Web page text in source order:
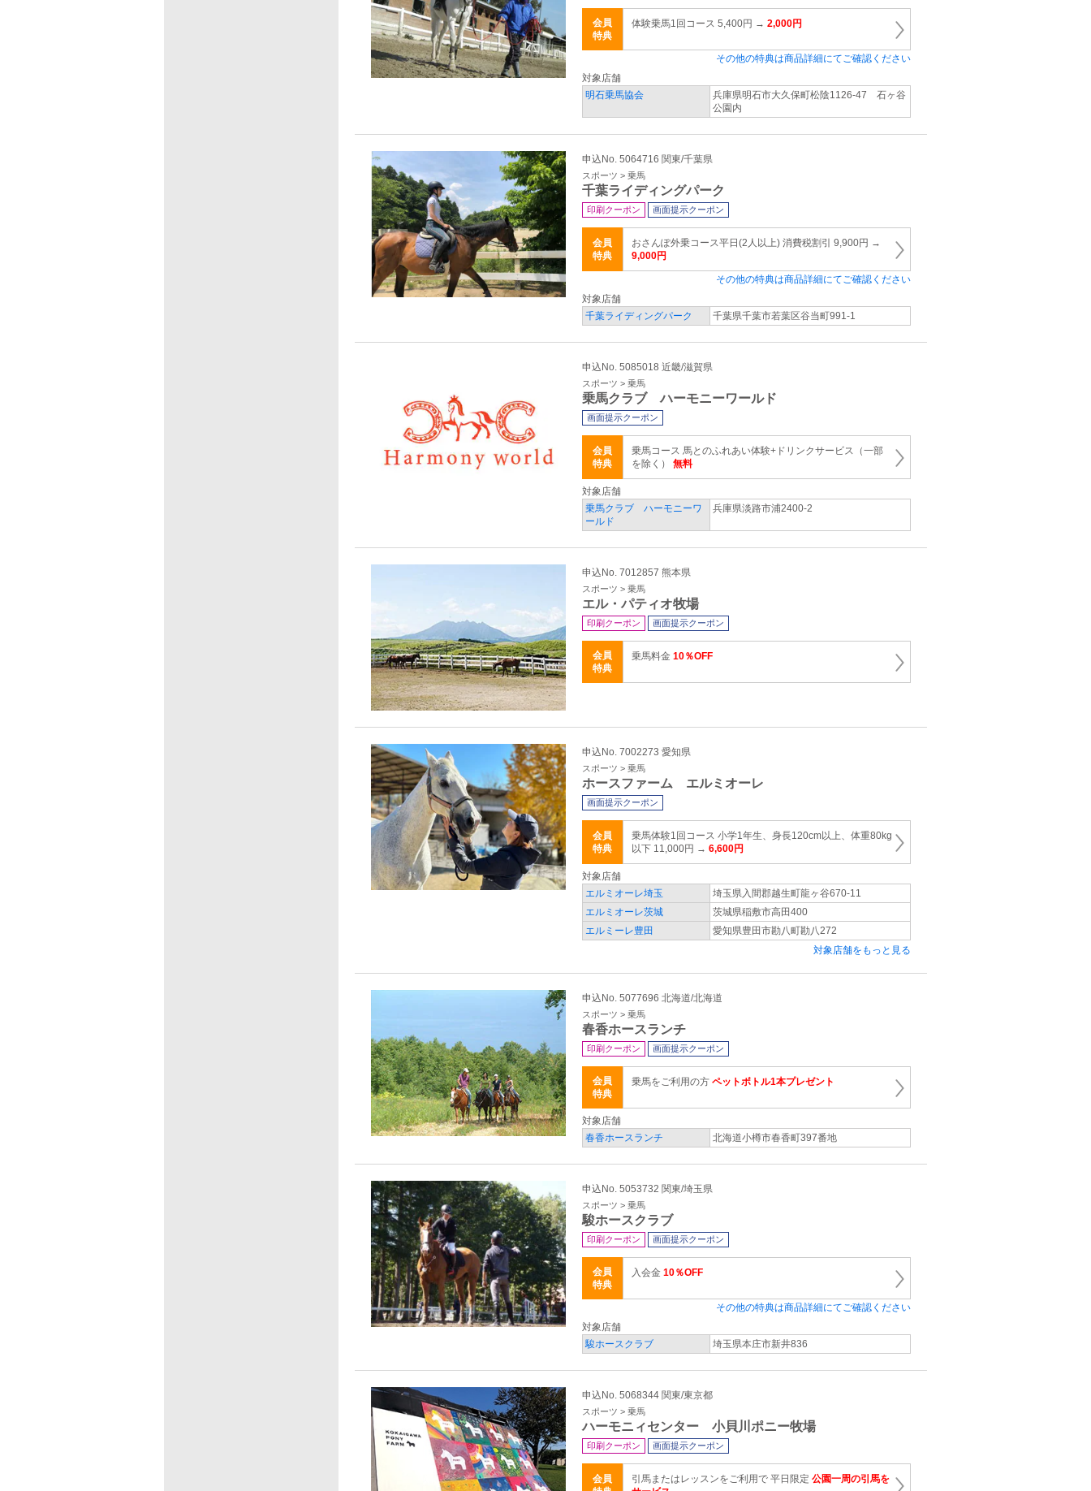
会員
特典
体験乗馬1回コース 5,400円 → 2,000円
その他の特典は商品詳細にてご確認ください
対象店舗
明石乗馬協会
兵庫県明石市大久保町松陰1126‐47 石ヶ谷
公園内
申込No. 5064716 関東/千葉県
スポーツ > 乗馬
千葉ライディングパーク
印刷クーポン 画面提示クーポン
会員
特典
おさんぽ外乗コース平日(2人以上) 消費税割引 9,900円 →
9,000円
その他の特典は商品詳細にてご確認ください
対象店舗
千葉ライディングパーク
千葉県千葉市若葉区谷当町991-1
申込No. 5085018 近畿/滋賀県
スポーツ > 乗馬
乗馬クラブ ハーモニーワールド
画面提示クーポン
会員
特典
乗馬コース 馬とのふれあい体験+ドリンクサービス（一部
を除く） 無料
対象店舗
乗馬クラブ ハーモニーワ
ールド
兵庫県淡路市浦2400-2
申込No. 7012857 熊本県
スポーツ > 乗馬
エル・パティオ牧場
印刷クーポン 画面提示クーポン
会員
特典
乗馬料金 10％OFF
申込No. 7002273 愛知県
スポーツ > 乗馬
ホースファーム エルミオーレ
画面提示クーポン
会員
特典
乗馬体験1回コース 小学1年生、身長120cm以上、体重80kg
以下 11,000円 → 6,600円
対象店舗
エルミオーレ埼玉
埼玉県入間郡越生町龍ヶ谷670-11
エルミオーレ茨城
茨城県稲敷市高田400
エルミーレ豊田
愛知県豊田市勘八町勘八272
対象店舗をもっと見る
申込No. 5077696 北海道/北海道
スポーツ > 乗馬
春香ホースランチ
印刷クーポン 画面提示クーポン
会員
特典
乗馬をご利用の方 ペットボトル1本プレゼント
対象店舗
春香ホースランチ
北海道小樽市春香町397番地
申込No. 5053732 関東/埼玉県
スポーツ > 乗馬
駿ホースクラブ
印刷クーポン 画面提示クーポン
会員
特典
入会金 10％OFF
その他の特典は商品詳細にてご確認ください
対象店舗
駿ホースクラブ
埼玉県本庄市新井836
申込No. 5068344 関東/東京都
スポーツ > 乗馬
ハーモニィセンター 小貝川ポニー牧場
印刷クーポン 画面提示クーポン
会員
引馬またはレッスンをご利用で 平日限定 公園一周の引馬を